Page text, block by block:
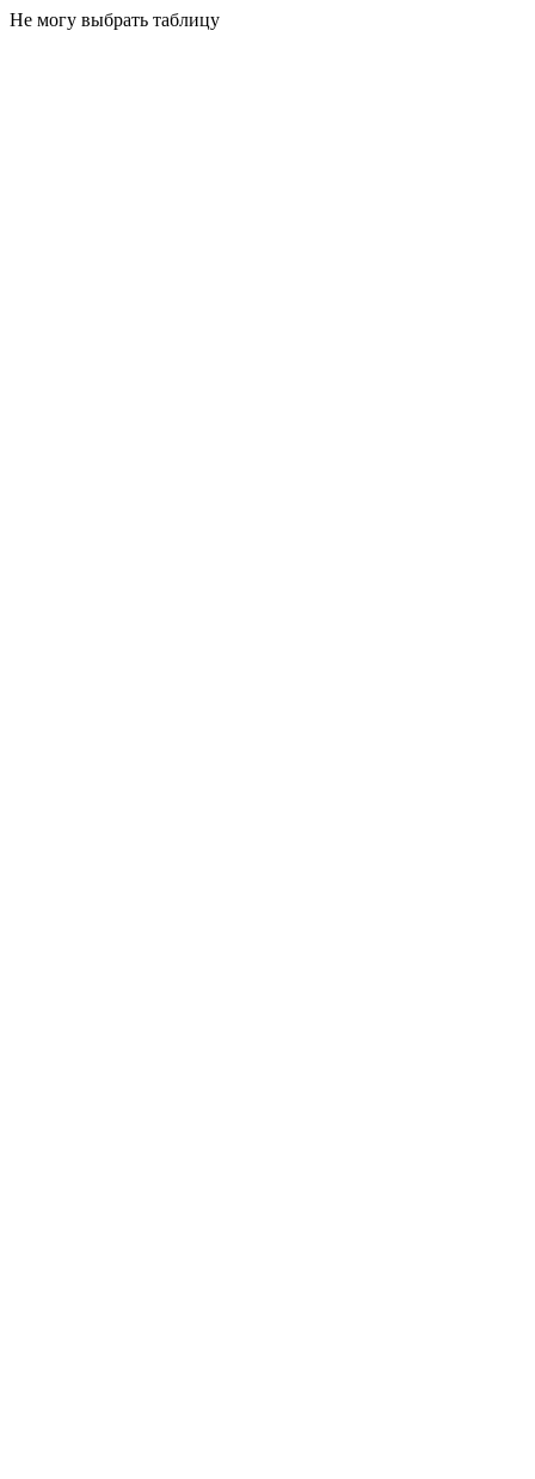
Не могу выбрать таблицу